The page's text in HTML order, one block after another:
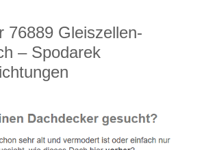
76889 Gleiszellen-
– Spodarek